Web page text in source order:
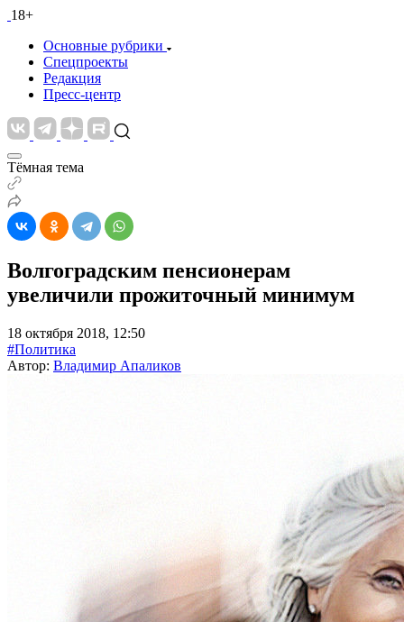
18+
Основные рубрики
Спецпроекты
Редакция
Пресс-центр
Тёмная тема
Волгоградским пенсионерам
увеличили прожиточный минимум
18 октября 2018, 12:50
#Политика
Автор: Владимир Апаликов